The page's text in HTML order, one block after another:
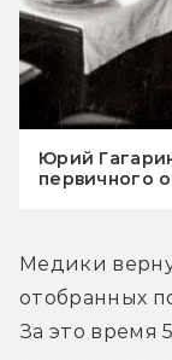
Юрий
первичного
Медики
отобранных
За это время